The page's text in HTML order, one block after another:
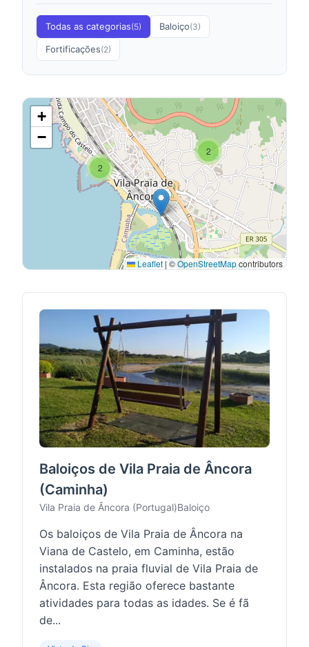
Todas as categorias(5) Baloiço(3)
Fortificações(2)
2
2
+
−
Leaflet |©OpenStreetMapcontributors
Baloiços de Vila Praia de Âncora
(Caminha)
Vila Praia de Âncora (Portugal)Baloiço
Os baloiços de Vila Praia de Âncora na
Viana de Castelo, em Caminha, estão
instalados na praia fluvial de Vila Praia de
Âncora. Esta região oferece bastante
atividades para todas as idades. Se é fã
de...